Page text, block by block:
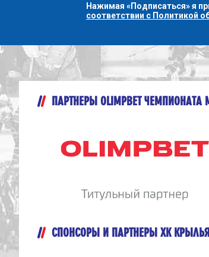
Нажимая «Подписаться» я
соответствии с Политикой
ПАРТНЕРЫ OLIMPBET
СПОНСОРЫ И ПАРТНЕРЫ ХК